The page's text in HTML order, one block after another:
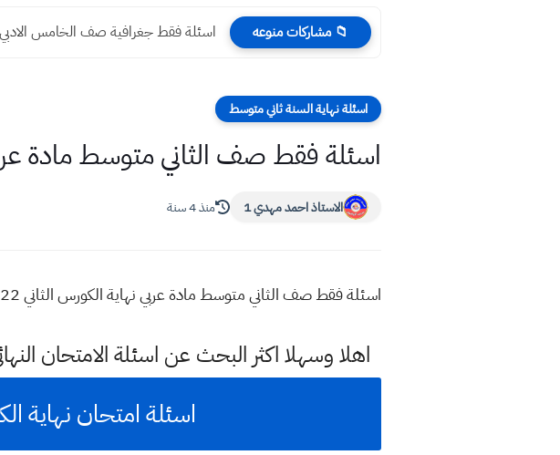
📁 مشاركات منوعه اسئلة فقط جغرافية صف الخامس
اسئلة نهاية السنة ثاني متوسط
اسئلة فقط صف الثاني متوسط مادة عربي نهاية
الاستاذ احمد مهدي 1 منذ 4 سنة
اسئلة فقط صف الثاني متوسط مادة عربي نهاية الكورس الثاني 2022 اخر السنة
اهلا وسهلا اكثر البحث عن اسئلة الامتحان
اسئلة امتحان نهاية الكورس الثاني